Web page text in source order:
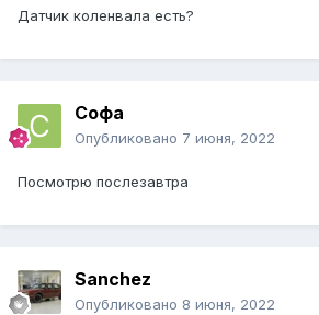
Датчик коленвала есть?
Софа
Опубликовано 7 июня, 2022
Посмотрю послезавтра
Sanchez
Опубликовано 8 июня, 2022